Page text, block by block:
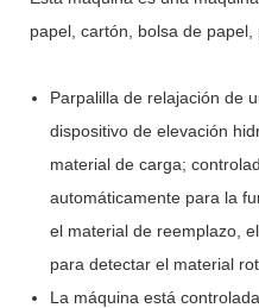
papel, cartón, bolsa de papel,
Parpalilla de relajación de
dispositivo de elevación
material de carga;
automáticamente para la
el material de reemplazo,
para detectar el material
La máquina está